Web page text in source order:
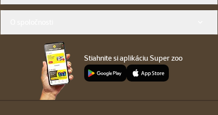
Stiahnite si aplikáciu Super zoo